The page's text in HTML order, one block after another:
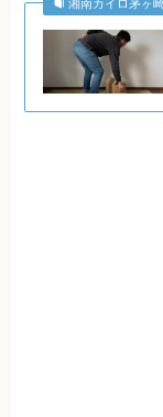
湘南カイロ茅ヶ